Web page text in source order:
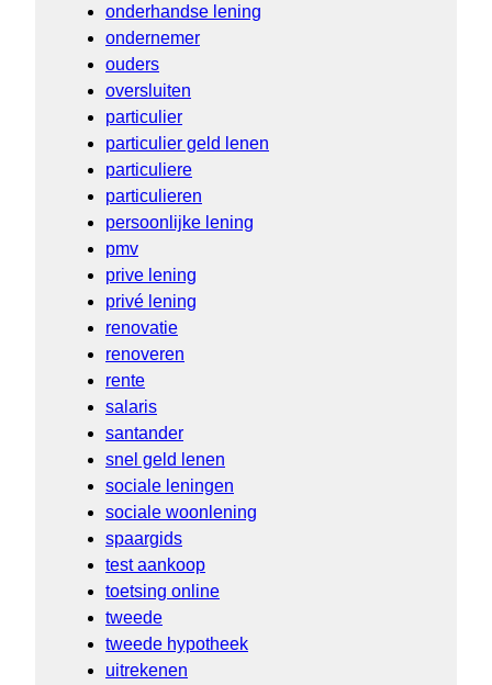
onderhandse lening
ondernemer
ouders
oversluiten
particulier
particulier geld lenen
particuliere
particulieren
persoonlijke lening
pmv
prive lening
privé lening
renovatie
renoveren
rente
salaris
santander
snel geld lenen
sociale leningen
sociale woonlening
spaargids
test aankoop
toetsing online
tweede
tweede hypotheek
uitrekenen